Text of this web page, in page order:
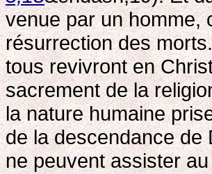
venue par un homme,
résurrection des
tous revivront en
sacrement de la
la nature humaine
de la descendance de
ne peuvent assister